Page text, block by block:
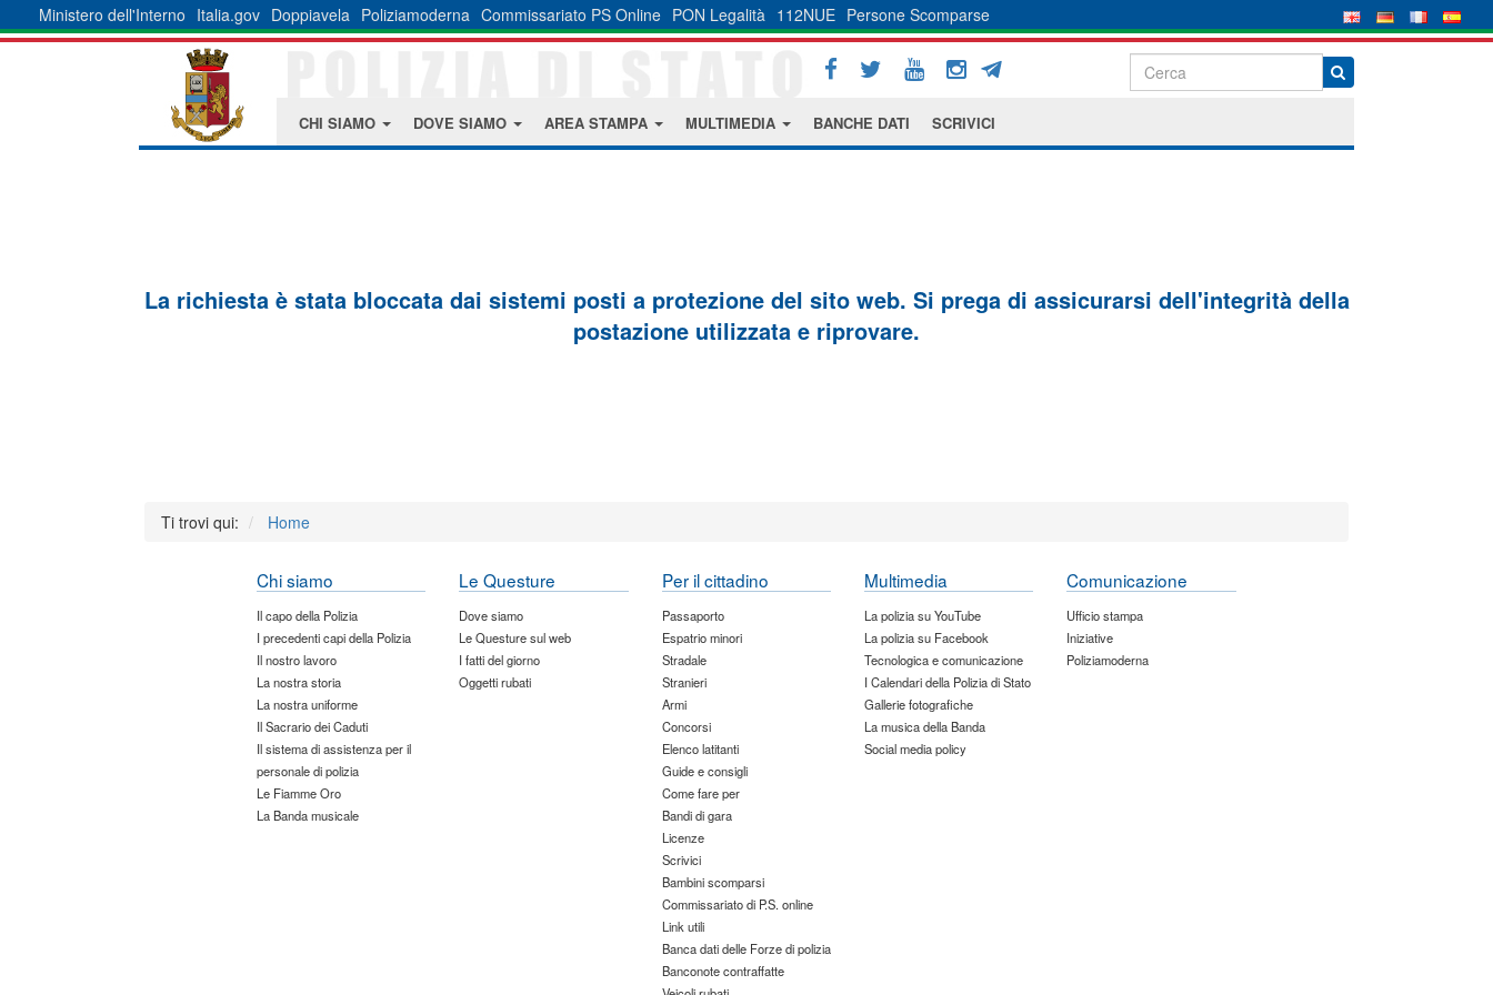
Ministero dell'Interno Italia.gov Doppiavela Poliziamoderna Commissariato PS Online PON Legalità 112NUE Persone Scomparse
CHI SIAMO DOVE SIAMO AREA STAMPA MULTIMEDIA BANCHE DATI SCRIVICI
La richiesta è stata bloccata dai sistemi posti a protezione del sito web. Si prega di assicurarsi dell'integrità della
postazione utilizzata e riprovare.
Ti trovi qui: Home
Chi siamo
Il capo della Polizia
I precedenti capi della Polizia
Il nostro lavoro
La nostra storia
La nostra uniforme
Il Sacrario dei Caduti
Il sistema di assistenza per il
personale di polizia
Le Fiamme Oro
La Banda musicale
Le Questure
Dove siamo
Le Questure sul web
I fatti del giorno
Oggetti rubati
Per il cittadino
Passaporto
Espatrio minori
Stradale
Stranieri
Armi
Concorsi
Elenco latitanti
Guide e consigli
Come fare per
Bandi di gara
Licenze
Scrivici
Bambini scomparsi
Commissariato di P.S. online
Link utili
Banca dati delle Forze di polizia
Banconote contraffatte
Multimedia
La polizia su YouTube
La polizia su Facebook
Tecnologica e comunicazione
I Calendari della Polizia di Stato
Gallerie fotografiche
La musica della Banda
Social media policy
Comunicazione
Ufficio stampa
Iniziative
Poliziamoderna